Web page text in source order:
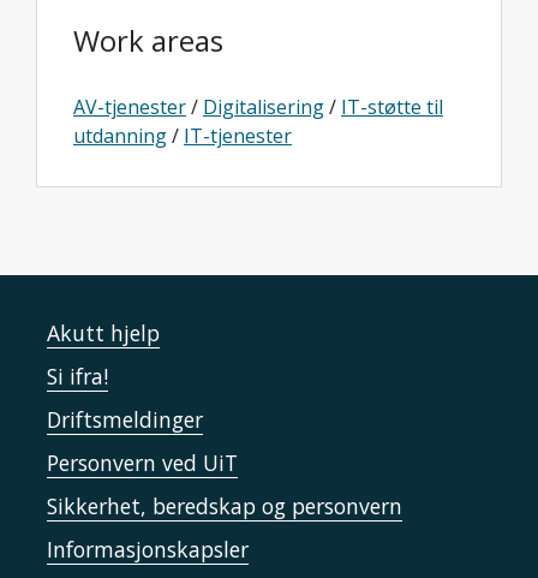
Work areas
AV-tjenester/ Digitalisering/ IT-støtte til
utdanning/ IT-tjenester
Akutt hjelp
Si ifra!
Driftsmeldinger
Personvern ved UiT
Sikkerhet, beredskap og personvern
Informasjonskapsler